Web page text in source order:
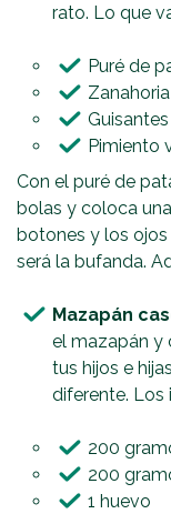
rato. Lo que
Puré de
Guisantes
Pimiento
Con el puré de
bolas y coloca
botones y los
será la bufanda.
Mazapán
el mazapán y
tus hijos e
diferente. Los
200
200
1 huevo